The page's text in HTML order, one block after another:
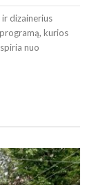
dizainerius
kurios
nuo